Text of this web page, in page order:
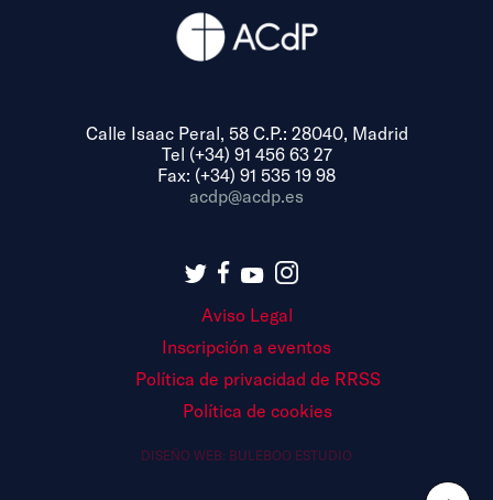
Calle Isaac Peral, 58 C.P.: 28040, Madrid
Tel (+34) 91 456 63 27
Fax: (+34) 91 535 19 98
acdp@acdp.es
Aviso Legal
Inscripción a eventos
Política de privacidad de RRSS
Política de cookies
DISEÑO WEB: BULEBOO ESTUDIO